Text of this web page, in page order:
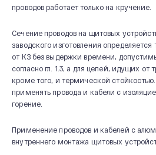
проводов работает только на кручение.
Сечение проводов на щитовых
заводского изготовления
от КЗ без выдержки времени,
согласно гл. 1.3, а для цепей, идущих от
кроме того, и термической
применять провода и кабели с
горение.
Применение проводов и кабелей с
внутреннего монтажа щитовых